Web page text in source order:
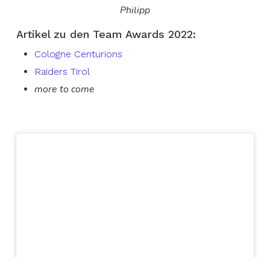
Philipp
Artikel zu den Team Awards 2022:
Cologne Centurions
Raiders Tirol
more to come